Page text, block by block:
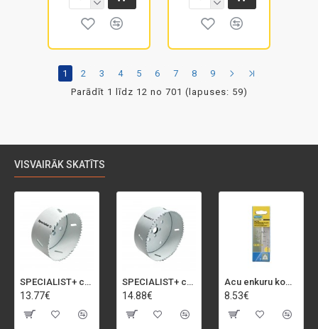
1 2 3 4 5 6 7 8
9
Parādīt 1 līdz 12 no 701 (lapuses: 59)
VISVAIRĀK SKATĪTS
SPECIALIST+ caurumu zāģis BI-METAL, 92 mm
13.77€
SPECIALIST+ caurumu zāģis BI-METAL, 98 mm
14.88€
Acu enkuru komplekts, 3-13 mm, Rapid, 12 gab.
8.53€